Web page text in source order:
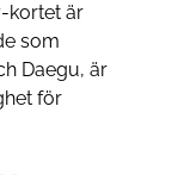
kortet är
som
Daegu, är
för